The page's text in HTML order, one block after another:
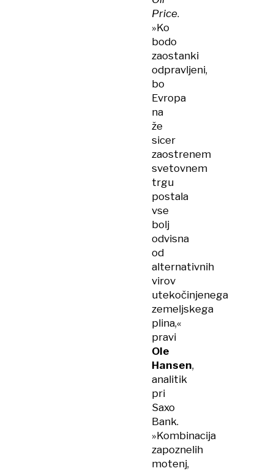
Price.
»Ko
bodo
zaostanki
odpravljeni,
bo
Evropa
na
že
sicer
zaostrenem
svetovnem
trgu
postala
vse
bolj
odvisna
od
alternativnih
virov
utekočinjenega
zemeljskega
plina,«
pravi
Ole
Hansen,
analitik
pri
Saxo
Bank.
»Kombinacija
zapoznelih
motenj,